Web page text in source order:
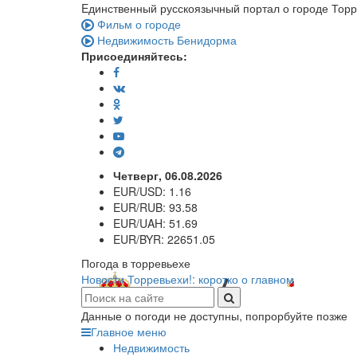
Eдинственный русскоязычный портал о городе
Фильм о городе
Недвижимость Бенидорма
Присоединяйтесь:
Четверг, 06.08.2026
EUR/USD: 1.16
EUR/RUB: 93.58
EUR/UAH: 51.69
EUR/BYR: 22651.05
Погода в торревьехе
Новости Торревьехи!: коротко о главном
Данные о погоди не доступны, попрорбуйте позже
Главное меню
Недвижимость